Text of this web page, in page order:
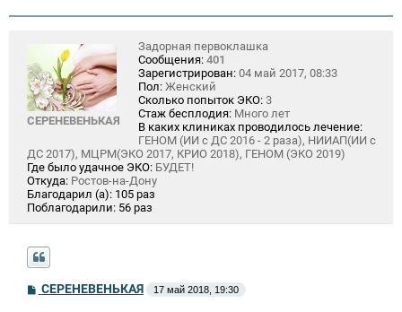
СЕРЕНЕВЕНЬКАЯ
Задорная первоклашка
Сообщения: 401
Зарегистрирован: 04 май 2017, 08:33
Пол: Женский
Сколько попыток ЭКО: 3
Стаж бесплодия: Много лет
В каких клиниках проводилось лечение:
ГЕНОМ (ИИ с ДС 2016 - 2 раза), НИИАП(ИИ с
ДС 2017), МЦРМ(ЭКО 2017, КРИО 2018), ГЕНОМ (ЭКО 2019)
Где было удачное ЭКО: БУДЕТ!
Откуда: Ростов-на-Дону
Благодарил (а): 105 раз
Поблагодарили: 56 раз
С
о
СЕРЕНЕВЕНЬКАЯ 17 май 2018, 19:30